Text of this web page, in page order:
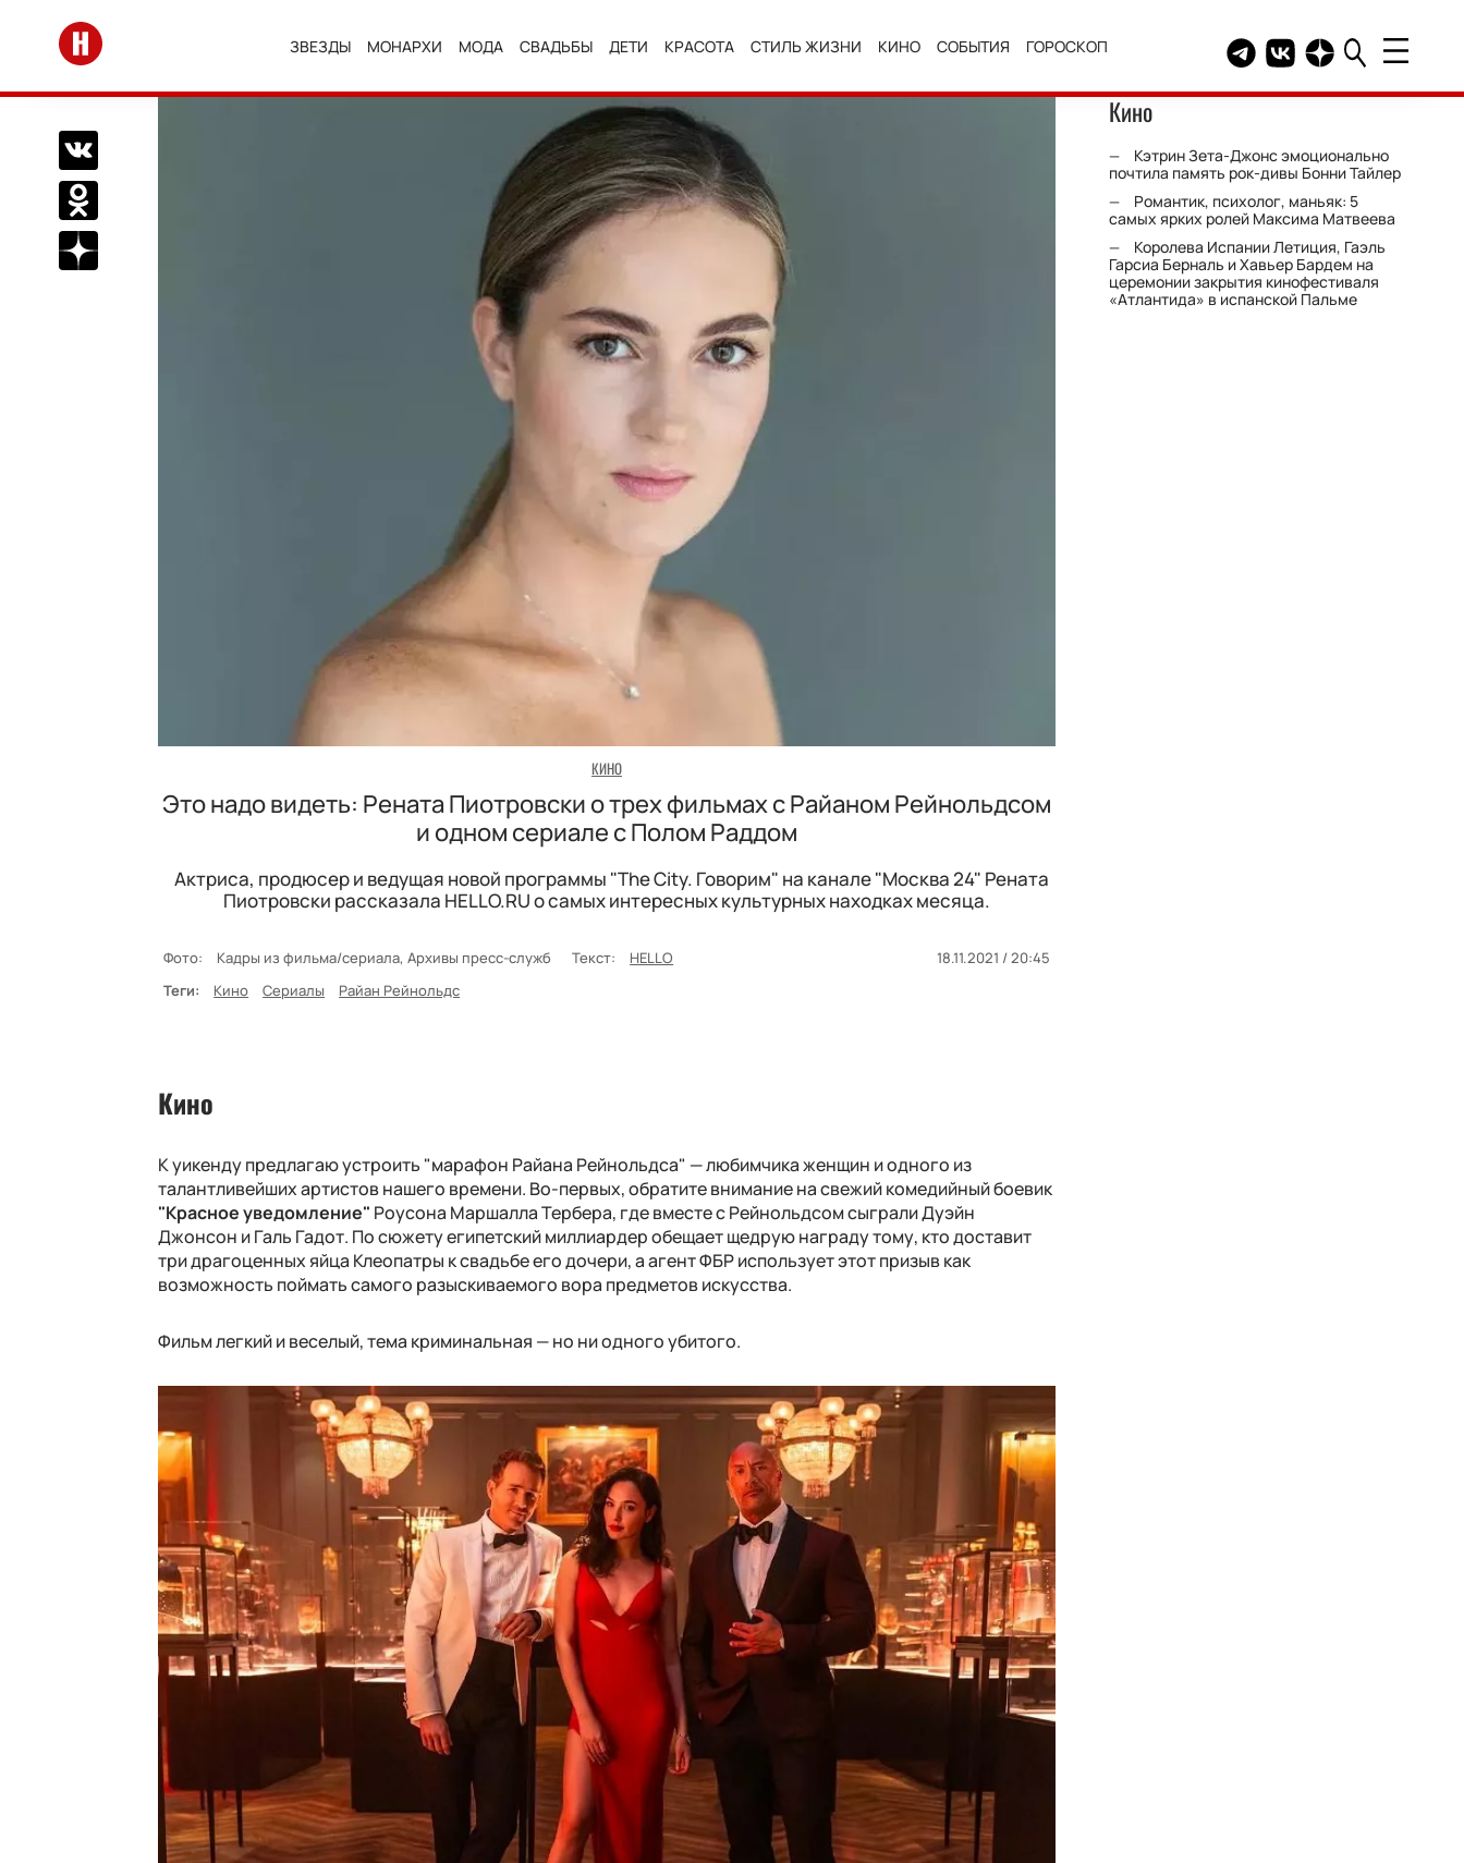
Перейти на главную
ЗВЕЗДЫ МОНАРХИ МОДА СВАДЬБЫ ДЕТИ КРАСОТА СТИЛЬ ЖИЗНИ КИНО СОБЫТИЯ ГОРОСКОП Telegram канал HELLO
Группа HELLO
Канал HELLO в
Поделиться Вконтакте
Поделиться в Одноклассниках
Подписаться на нас в Дзен
КИНО
Это надо видеть: Рената Пиотровски о трех фильмах с Райаном Рейнольдсом
и одном сериале с Полом Раддом
Актриса, продюсер и ведущая новой программы "The City. Говорим" на канале "Москва 24" Рената
Пиотровски рассказала HELLO.RU о самых интересных культурных находках месяца.
Фото: Кадры из фильма/сериала, Архивы пресс-служб Текст: HELLO
18.11.2021 / 20:45
Теги:
Кино Сериалы Райан Рейнольдс
Кино
К уикенду предлагаю устроить "марафон Райана Рейнольдса" — любимчика женщин и одного из
талантливейших артистов нашего времени. Во-первых, обратите внимание на свежий комедийный боевик
"Красное уведомление" Роусона Маршалла Тербера, где вместе с Рейнольдсом сыграли Дуэйн
Джонсон и Галь Гадот. По сюжету египетский миллиардер обещает щедрую награду тому, кто доставит
три драгоценных яйца Клеопатры к свадьбе его дочери, а агент ФБР использует этот призыв как
возможность поймать самого разыскиваемого вора предметов искусства.
Фильм легкий и веселый, тема криминальная — но ни одного убитого.
Кино
Кэтрин Зета-Джонс эмоционально
почтила память рок-дивы Бонни Тайлер
Романтик, психолог, маньяк: 5
самых ярких ролей Максима Матвеева
Королева Испании Летиция, Гаэль
Гарсиа Берналь и Хавьер Бардем на
церемонии закрытия кинофестиваля
«Атлантида» в испанской Пальме